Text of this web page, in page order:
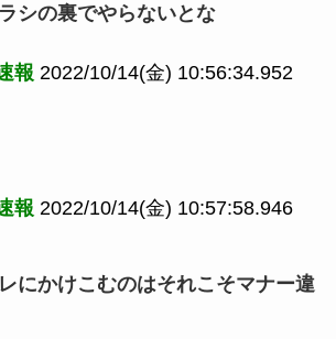
シの裏でやらないとな
報 2022/10/14(金) 10:56:34.952
報 2022/10/14(金) 10:57:58.946
にかけこむのはそれこそマナー違